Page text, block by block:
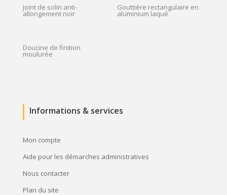
Joint de solin anti-
allongement noir
Gouttière rectangulaire en
aluminium laqué
Doucine de finition
moulurée
Informations & services
Mon compte
Aide pour les démarches administratives
Nous contacter
Plan du site